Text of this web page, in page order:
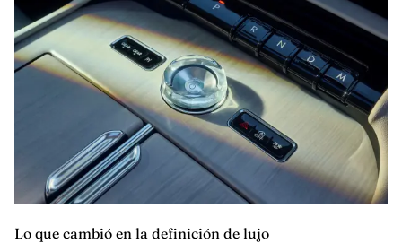
Lo que cambió en la definición de lujo